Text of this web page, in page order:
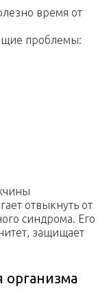
время от
проблемы:
отвыкнуть от
синдрома. Его
защищает
организма